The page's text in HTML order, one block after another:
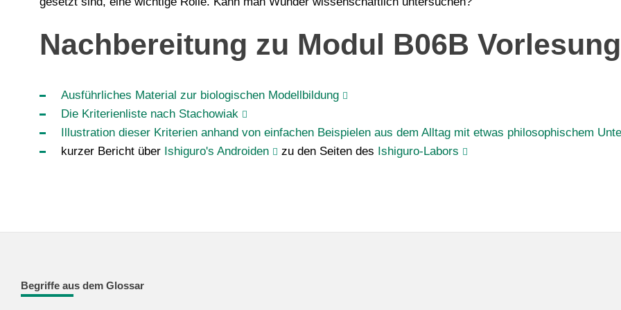
Nachbereitung zu Modul B06B
Ausführliches Material zur biologischen Modellbildung
Die Kriterienliste nach Stachowiak
Illustration dieser Kriterien anhand von einfachen Beispielen aus dem Alltag mit etwas philosophischem
kurzer Bericht über Ishiguro's Androiden zu den Seiten des Ishiguro-Labors
Begriffe aus dem Glossar